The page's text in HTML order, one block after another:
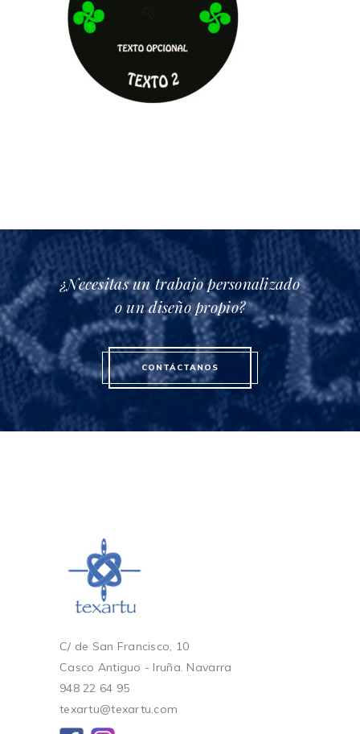
¿Necesitas un trabajo personalizado
o un diseño propio?
CONTÁCTANOS
C/ de San Francisco, 10
Casco Antiguo - Iruña. Navarra
948 22 64 95
texartu@texartu.com